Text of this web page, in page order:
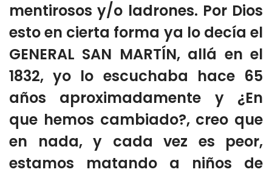
mentirosos y/o ladrones. Por Dios
esto en cierta forma ya lo decía el
GENERAL SAN MARTÍN, allá en el
1832, yo lo escuchaba hace 65
años aproximadamente y ¿En
que hemos cambiado?, creo que
en nada, y cada vez es peor,
estamos matando a niños de